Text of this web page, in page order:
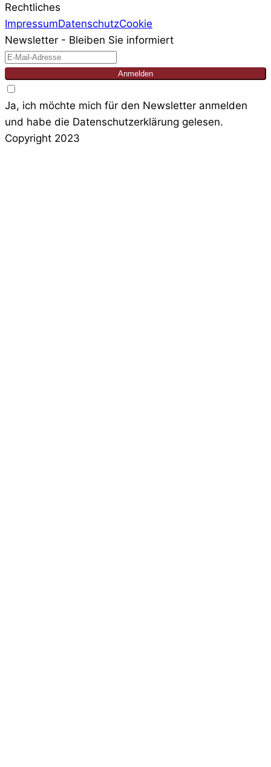
Rechtliches
ImpressumDatenschutzCookie
Newsletter - Bleiben Sie informiert
Anmelden
Ja, ich möchte mich für den Newsletter anmelden
und habe die Datenschutzerklärung gelesen.
Copyright 2023